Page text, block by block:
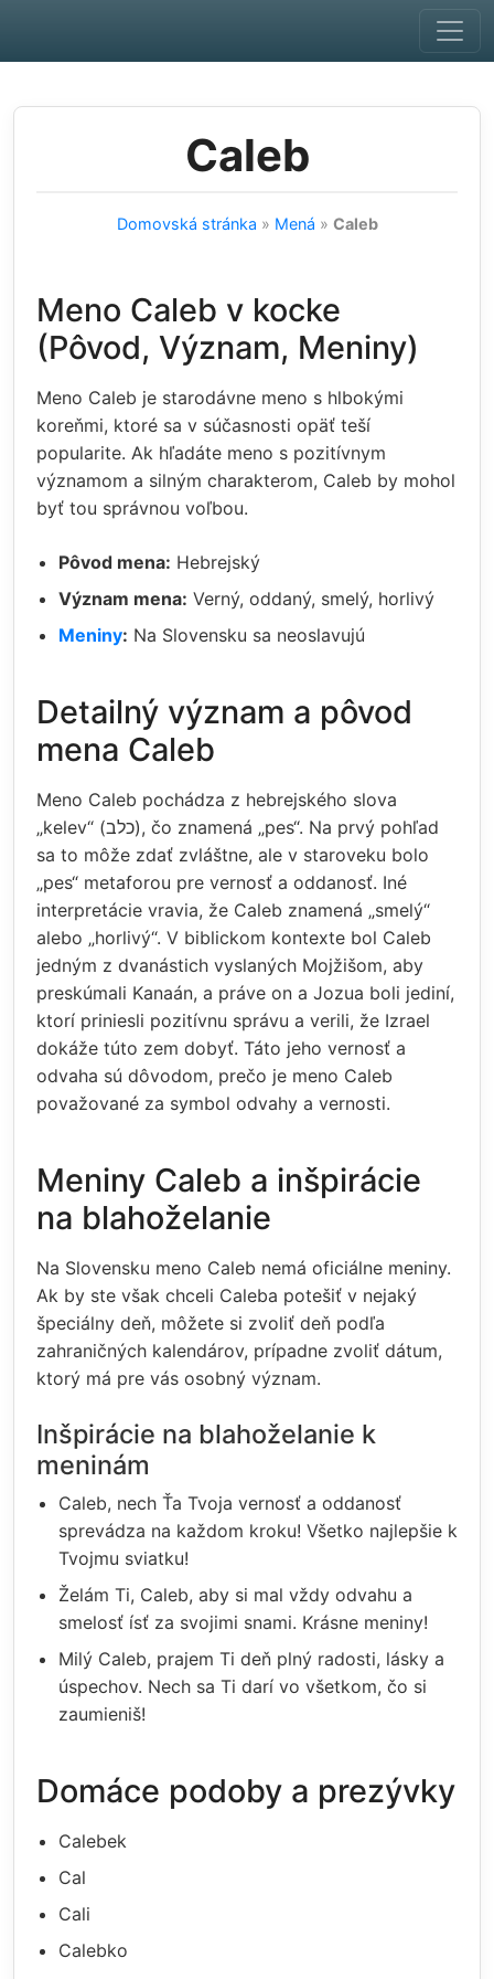
Caleb
Domovská stránka » Mená » Caleb
Meno Caleb v kocke
(Pôvod, Význam, Meniny)
Meno Caleb je starodávne meno s hlbokými
koreňmi, ktoré sa v súčasnosti opäť teší
popularite. Ak hľadáte meno s pozitívnym
významom a silným charakterom, Caleb by mohol
byť tou správnou voľbou.
Pôvod mena: Hebrejský
Význam mena: Verný, oddaný, smelý, horlivý
Meniny: Na Slovensku sa neoslavujú
Detailný význam a pôvod
mena Caleb
Meno Caleb pochádza z hebrejského slova
„kelev“ (כלב), čo znamená „pes“. Na prvý pohľad
sa to môže zdať zvláštne, ale v staroveku bolo
„pes“ metaforou pre vernosť a oddanosť. Iné
interpretácie vravia, že Caleb znamená „smelý“
alebo „horlivý“. V biblickom kontexte bol Caleb
jedným z dvanástich vyslaných Mojžišom, aby
preskúmali Kanaán, a práve on a Jozua boli jediní,
ktorí priniesli pozitívnu správu a verili, že Izrael
dokáže túto zem dobyť. Táto jeho vernosť a
odvaha sú dôvodom, prečo je meno Caleb
považované za symbol odvahy a vernosti.
Meniny Caleb a inšpirácie
na blahoželanie
Na Slovensku meno Caleb nemá oficiálne meniny.
Ak by ste však chceli Caleba potešiť v nejaký
špeciálny deň, môžete si zvoliť deň podľa
zahraničných kalendárov, prípadne zvoliť dátum,
ktorý má pre vás osobný význam.
Inšpirácie na blahoželanie k
meninám
Caleb, nech Ťa Tvoja vernosť a oddanosť
sprevádza na každom kroku! Všetko najlepšie k
Tvojmu sviatku!
Želám Ti, Caleb, aby si mal vždy odvahu a
smelosť ísť za svojimi snami. Krásne meniny!
Milý Caleb, prajem Ti deň plný radosti, lásky a
úspechov. Nech sa Ti darí vo všetkom, čo si
zaumieniš!
Domáce podoby a prezývky
Calebek
Cal
Cali
Calebko